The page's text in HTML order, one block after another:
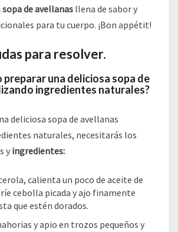
sopa de avellanas llena de sabor y
para tu cuerpo. ¡Bon appétit!
para resolver.
preparar una deliciosa sopa de
ingredientes naturales?
deliciosa sopa de avellanas
naturales, necesitarás los
y ingredientes:
calienta un poco de aceite de
cebolla picada y ajo finamente
que estén dorados.
y apio en trozos pequeños y